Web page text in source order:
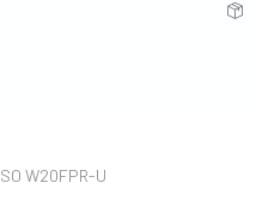
W20FPR-U